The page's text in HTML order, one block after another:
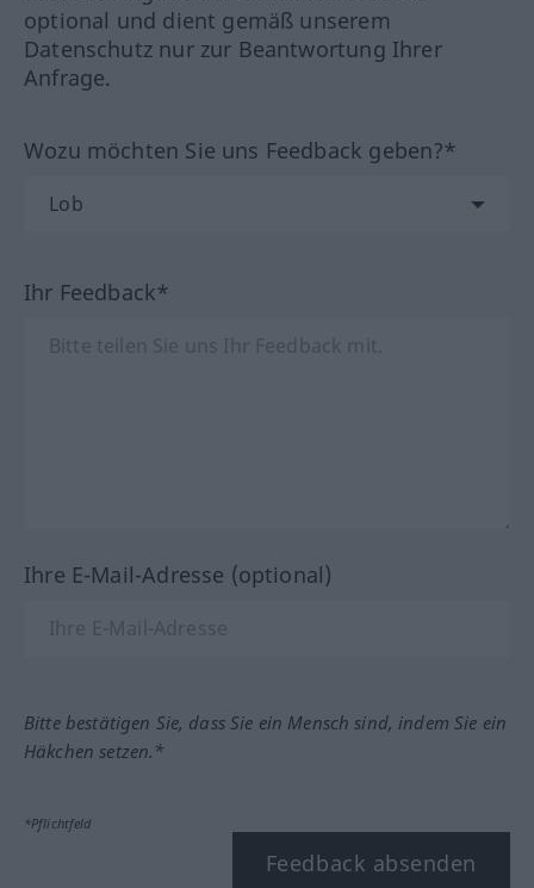
optional und dient gemäß unserem
Datenschutz nur zur Beantwortung Ihrer
Anfrage.
Wozu möchten Sie uns Feedback geben?*
Ihr Feedback*
Ihre E-Mail-Adresse (optional)
Bitte bestätigen Sie, dass Sie ein Mensch sind, indem Sie ein
Häkchen setzen.*
*Pflichtfeld
Feedback absenden